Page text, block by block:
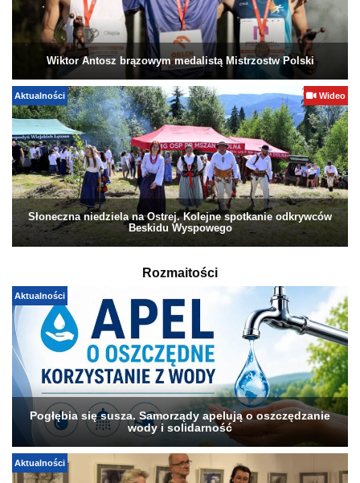
Wiktor Antosz brązowym medalistą Mistrzostw Polski
Aktualności Wideo
Słoneczna niedziela na Ostrej. Kolejne spotkanie odkrywców
Beskidu Wyspowego
Rozmaitości
Aktualności
Pogłębia się susza. Samorządy apelują o oszczędzanie
wody i solidarność
Aktualności